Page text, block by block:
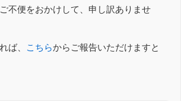
不便をおかけして、申し訳ありませ
ば、 こちらからご報告いただけますと